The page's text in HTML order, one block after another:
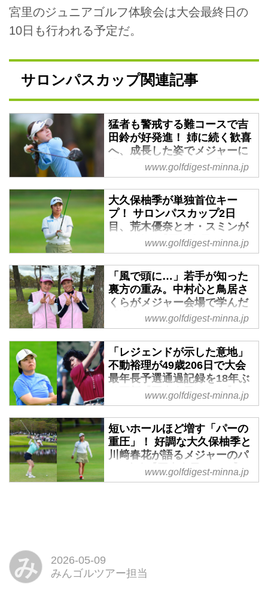
宮里のジュニアゴルフ体験会は大会最終日の
10日も行われる予定だ。
サロンパスカップ関連記事
猛者も警戒する難コースで吉
田鈴が好発進！ 姉に続く歓喜
へ、成長した姿でメジャーに
挑む【国内女子ツアー】 - み
んなのゴルフダイジェスト
国内女子ゴルフの今季メジャー初
戦「ワールドレディスチャンピオ
ンシップ サロンパスカップ」が
本日（5月7日）、幕を開けた。硬
く締まった小さなグリーンが選手
を待ち受ける今大会。シビアなコ
ースセッティングにトッププロた
ちも警戒を強める中、編集部が注
目したのは吉田鈴だ。歴戦のベテ
ランや勢いのある実力者たちが口
コース。初日をイーブンパーと
し、9位タイで耐え抜いた彼女
は、どのように立ち向かっていた
けする。
www.golfdigest-minna.jp
大久保柚季が単独首位キー
プ！ サロンパスカップ2日
目、荒木優奈とオ・スミンが
2位で追う【国内女子ツア
ー】 - みんなのゴルフダイジ
ェスト
茨城県の茨城ゴルフ倶楽部 西コ
ース（6718ヤード・パー72）で
開催されている国内女子メジャー
初戦「ワールドレディスチャンピ
オンシップ サロンパスカップ」
は2日目が終了。難攻不落のメジ
ャーセッティングが選手たちを苦
しめるなか、昨年のステップ・ア
ップ・ツアー女王である大久保柚
季が連日の60台となる「69」を
マークし、通算5アンダーで単独
首位をキープ。2打差の2位タイに
大久保と同期のプロ2年目の荒木
優奈とアマチュアのオ・スミン
（韓国）が続く展開となってい
www.golfdigest-minna.jp
「風で頭に…」若手が知った
裏方の重み。中村心と鳥居さ
くらがメジャー会場で学んだ
感謝の形【国内女子ツアー】
- みんなのゴルフダイジェス
ト
国内女子メジャー初戦「ワールド
レディスチャンピオンシップ サ
る茨城ゴルフ倶楽部。華やかな熱
戦の舞台裏で、汗を流す若きツア
ールーキーたちの姿がある。
JLPGAが実施する「ルーキーキャ
ンプ」だ。昨年プロテストに合格
した98期生を中心に、計24名の
若手プロが運営ボランティア業務
中村心と、ルーキーの鳥居さくら
に、学びにつ...
www.golfdigest-minna.jp
「レジェンドが示した意地」
不動裕理が49歳206日で大会
最年長予選通過記録を18年ぶ
り更新【国内女子ツアー】 -
みんなのゴルフダイジェスト
茨城県の茨城ゴルフ倶楽部
（6718ヤード・パー72）で開催
されている国内女子メジャー初戦
シップサロンパスカップ」。強風
長予選通過記録を18年ぶりに塗り
www.golfdigest-minna.jp
短いホールほど増す「パーの
重圧」！ 好調な大久保柚季と
川﨑春花が語るメジャーのパ
ー3攻略【国内女子ツアー】 -
みんなのゴルフダイジェスト
ちはだかるなか、勝負の鍵を握る
www.golfdigest-minna.jp
み
2026-05-09
みんゴルツアー担当